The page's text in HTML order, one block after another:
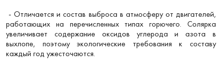
- Отличается и состав выброса в атмосферу от двигателей,
работающих на перечисленных типах горючего. Солярка
увеличивает содержание оксидов углерода и азота в
выхлопе, поэтому экологические требования к составу
каждый год ужесточаются.